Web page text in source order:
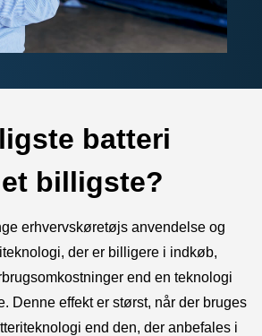
batteri
billigste?
erhvervskøretøjs anvendelse og
der er billigere i indkøb,
end en teknologi
Denne effekt er størst, når der bruges
end den, der anbefales i